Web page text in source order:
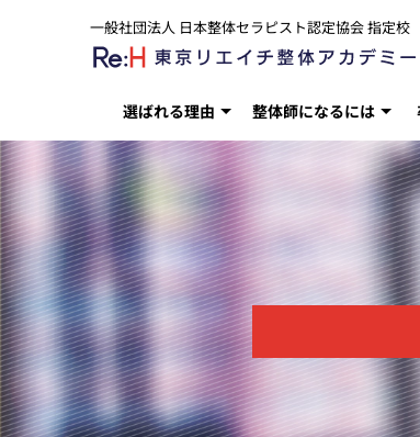
一般社団法人 日本整体セラピスト認定協会 指定校
選ばれる理由 整体師になるには